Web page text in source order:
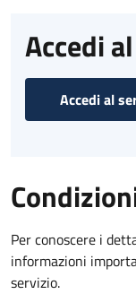
Accedi
Accedi al
Per conoscere i
informazioni
servizio.